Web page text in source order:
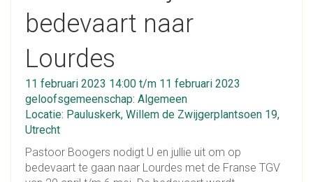
bedevaart naar
Lourdes
11 februari 2023 14:00 t/m 11 februari 2023
geloofsgemeenschap: Algemeen
Locatie: Pauluskerk, Willem de Zwijgerplantsoen 19,
Utrecht
Pastoor Boogers nodigt U en jullie uit om op
bedevaart te gaan naar Lourdes met de Franse TGV